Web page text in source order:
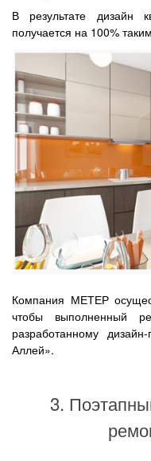
В результате дизайн
получается на 100%
Компания МЕТЕР
чтобы выполненный
разработанному
Аллей».
3.